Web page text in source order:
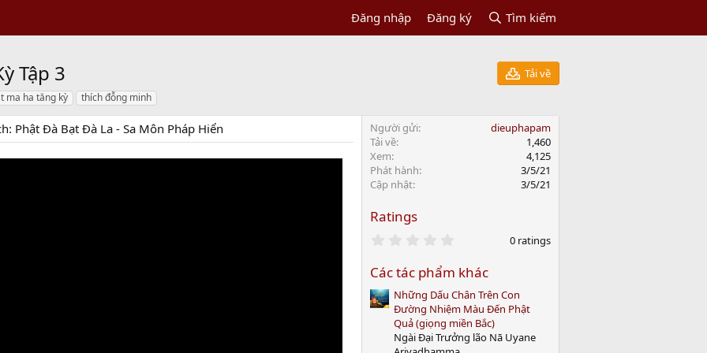
Đăng nhập Đăng ký Tìm kiếm
Tập 3
Tải về
ma ha tăng kỳ thích đỗng minh
Phật Đà Bạt Đà La - Sa Môn Pháp Hiển Người gửi
dieuphapam
Tải về
1,460
Xem
4,125
Phát hành
3/5/21
Cập nhật
3/5/21
Ratings
0
t
a
r
(
s
0 ratings
Các tác phẩm khác
Những Dấu Chân Trên Con
Đường Nhiệm Màu Đến Phật
Quả (giọng miền Bắc)
Ngài Đại Trưởng lão Nā Uyane